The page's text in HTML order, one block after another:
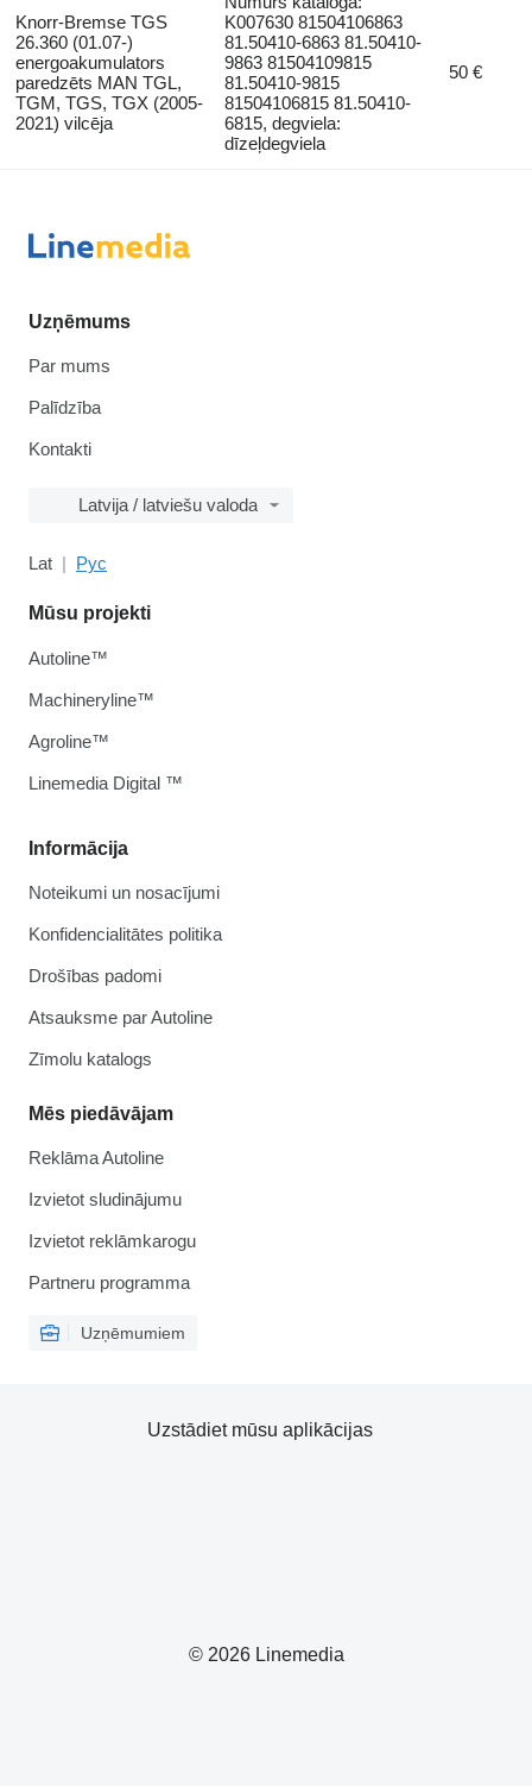
Knorr-Bremse TGS
26.360 (01.07-)
energoakumulators
paredzēts MAN TGL,
TGM, TGS, TGX (2005-
2021) vilcēja
K007630 81504106863
81.50410-6863 81.50410-
9863 81504109815
81.50410-9815
81504106815 81.50410-
6815, degviela:
dīzeļdegviela
50 €
Uzņēmums
Par mums
Palīdzība
Kontakti
Latvija / latviešu valoda
Lat Рус
Informācija
Noteikumi un nosacījumi
Konfidencialitātes politika
Drošības padomi
Atsauksme par Autoline
Zīmolu katalogs
Mēs piedāvājam
Reklāma Autoline
Izvietot sludinājumu
Izvietot reklāmkarogu
Partneru programma
Uzņēmumiem
Mūsu projekti
Autoline™
Machineryline™
Agroline™
Linemedia Digital ™
© 2026 Linemedia
Uzstādiet mūsu aplikācijas